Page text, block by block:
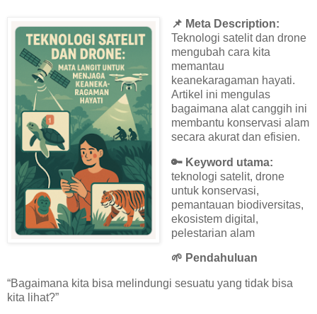
📌 Meta Description:
Teknologi satelit dan drone
mengubah cara kita
memantau
keanekaragaman hayati.
Artikel ini mengulas
bagaimana alat canggih ini
membantu konservasi alam
secara akurat dan efisien.
🔑Keyword utama:
teknologi satelit, drone
untuk konservasi,
pemantauan biodiversitas,
ekosistem digital,
pelestarian alam
🌱 Pendahuluan
“Bagaimana kita bisa melindungi sesuatu yang tidak bisa
kita lihat?”